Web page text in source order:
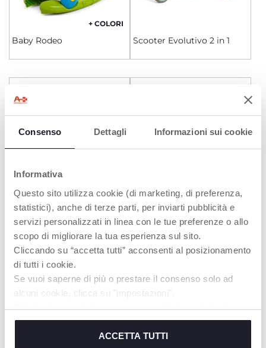
Consenso Dettagli Informazioni sui cookie
Informativa
Questo sito utilizza cookie (di marketing, di preferenza,
statistici), anche di terze parti, per inviarti pubblicità e
servizi personalizzati in linea con le tue preferenze o allo
scopo di migliorare la tua esperienza sul sito.
Cliccando su “accetta tutti” acconsenti al posizionamento
di tutti i cookie.
Se vuoi saperne di più o prestare il consenso solo ad
alcuni cookie, clicca su "impostazioni".
Chiudendo questo banner acconsenti all’uso dei soli
cookie tecnici, indispensabili per fruire del servizio
ACCETTA TUTTI
+ COLORI
Baby Rodeo Scooter Evolutivo 2 in 1
Billy Walk&Ride
+ COLORI
Baby Rodeo